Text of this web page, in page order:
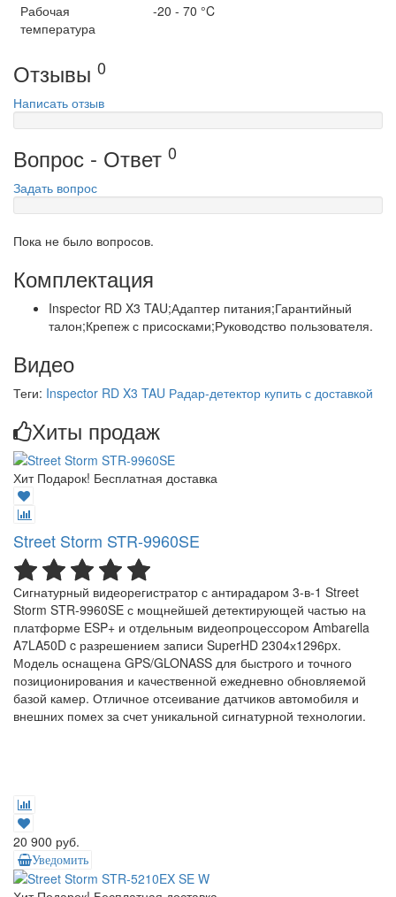
Рабочая
температура
-20 - 70 °C
Отзывы 0
Написать отзыв
Вопрос - Ответ 0
Задать вопрос
Пока не было вопросов.
Комплектация
Inspector RD X3 TAU;Адаптер питания;Гарантийный
талон;Крепеж с присосками;Руководство пользователя.
Видео
Теги: Inspector RD X3 TAU Радар-детектор купить с доставкой
Хиты продаж
Хит Подарок! Бесплатная доставка
Street Storm STR-9960SE
Сигнатурный видеорегистратор с антирадаром 3-в-1 Street
Storm STR-9960SE с мощнейшей детектирующей частью на
платформе ESP+ и отдельным видеопроцессором Ambarella
A7LA50D c разрешением записи SuperHD 2304х1296px.
Модель оснащена GPS/GLONASS для быстрого и точного
позиционирования и качественной ежедневно обновляемой
базой камер. Отличное отсеивание датчиков автомобиля и
внешних помех за счет уникальной сигнатурной технологии.
20 900 руб.
Уведомить